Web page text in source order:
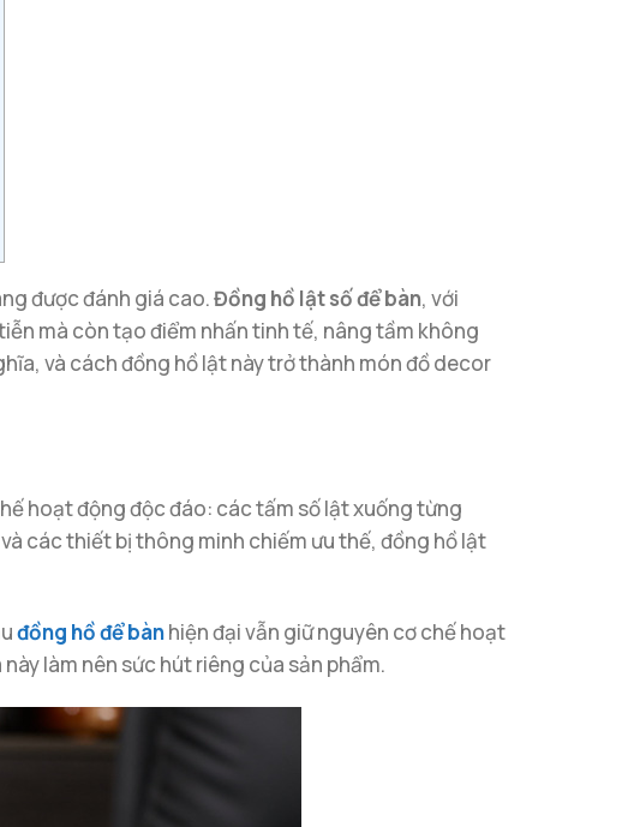
được đánh giá cao.Đồng hồ lật số để bàn, với
mà còn tạo điểm nhấn tinh tế, nâng tầm không
và cách đồng hồ lật này trở thành món đồ decor
hoạt động độc đáo: các tấm số lật xuống từng
các thiết bị thông minh chiếm ưu thế, đồng hồ lật
đồng hồ để bànhiện đại vẫn giữ nguyên cơ chế hoạt
làm nên sức hút riêng của sản phẩm.